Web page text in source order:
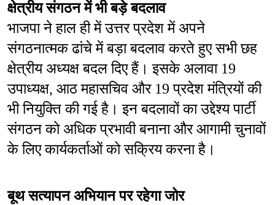
क्षेत्रीय संगठन में भी बड़े बदलाव
भाजपा ने हाल ही में उत्तर प्रदेश में अपने
संगठनात्मक ढांचे में बड़ा बदलाव करते हुए सभी छह
क्षेत्रीय अध्यक्ष बदल दिए हैं। इसके अलावा 19
उपाध्यक्ष, आठ महासचिव और 19 प्रदेश मंत्रियों की
भी नियुक्ति की गई है। इन बदलावों का उद्देश्य पार्टी
संगठन को अधिक प्रभावी बनाना और आगामी चुनावों
के लिए कार्यकर्ताओं को सक्रिय करना है।
बूथ सत्यापन अभियान पर रहेगा जोर